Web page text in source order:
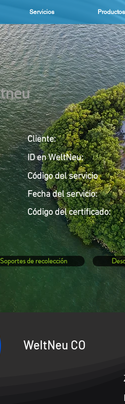
Servicios Productos
Cliente:
ID en WeltNeu:
Código del servicio
Fecha del servicio:
Código delcertificado:
Soportes de recolección
WeltNeu CO